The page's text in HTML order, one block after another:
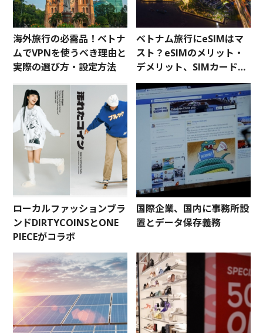
海外旅行の必需品！ベトナ
ムでVPNを使うべき理由と
実際の選び方・設定方法
ベトナム旅行にeSIMはマ
スト？eSIMのメリット・
デメリット、SIMカードと
の違いからおすすめの
eSIMまで紹介
ローカルファッションブラ
ンドDIRTYCOINSとONE
PIECEがコラボ
国際企業、国内に事務所設
置とデータ保存義務